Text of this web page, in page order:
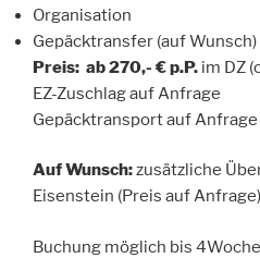
Organisation
Gepäcktransfer (auf Wunsch)
Preis: ab 270,- € p.P. im DZ
EZ-Zuschlag auf Anfrage
Gepäcktransport auf Anfrage
Auf Wunsch:zusätzliche
Eisenstein (Preis auf Anfrage)
Buchung möglich bis